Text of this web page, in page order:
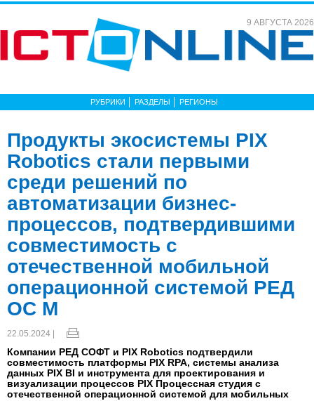
9 АВГУСТА 2026
РУБРИКИ РАЗДЕЛЫ РЕГИОНЫ
Продукты экосистемы PIX
Robotics стали первыми
среди решений по
автоматизации бизнес-
процессов, подтвердившими
совместимость с
отечественной мобильной
операционной системой РЕД
ОС М
22.05.2024 |
Компании РЕД СОФТ и PIX Robotics подтвердили
совместимость платформы PIX RPA, системы анализа
данных PIX BI и инструмента для проектирования и
визуализации процессов PIX Процессная студия с
отечественной операционной системой для мобильных